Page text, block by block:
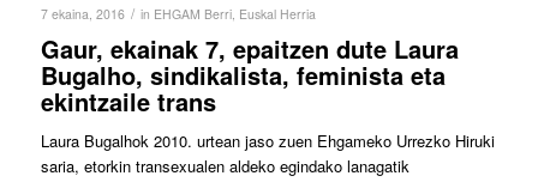
7 ekaina, 2016 / in EHGAM Berri, Euskal Herria
Gaur, ekainak 7, epaitzen dute Laura
Bugalho, sindikalista, feminista eta
ekintzaile trans
Laura Bugalhok 2010. urtean jaso zuen Ehgameko Urrezko Hiruki
saria, etorkin transexualen aldeko egindako lanagatik